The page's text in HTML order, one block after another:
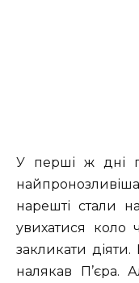
У перші ж дні
нарешті стали
увихатися коло
закликати
налякав П’єра.